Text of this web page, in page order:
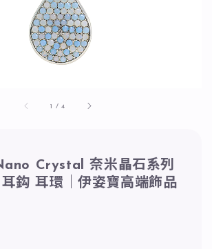
1 /4
Crystal 奈米晶石系列
鈎 耳環｜伊姿寶高端飾品